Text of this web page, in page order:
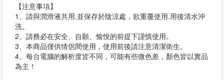
【注意事項】
1、請與潤滑液共用.並保存於陰涼處，欲重覆使用.用後清水沖
洗。
2、請務必在安全、自願、愉悅的前提下謹慎使用。
3、本商品僅供情侶間使用，使用前後請注意清潔衛生。
4、每台電腦的解析度皆不同，可能有些微色差，顏色皆以實品
為主！